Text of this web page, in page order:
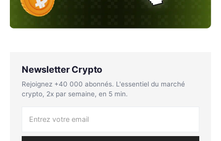
Newsletter Crypto
Rejoignez +40 000 abonnés. L'essentiel du marché
crypto, 2x par semaine, en 5 min.